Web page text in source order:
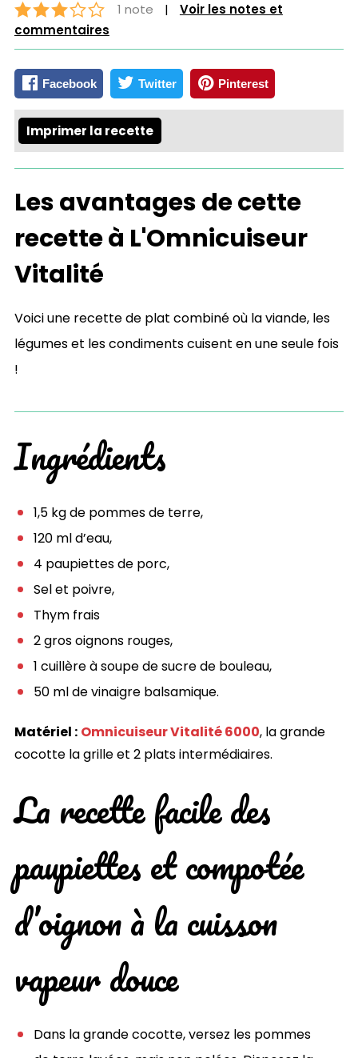
1 note |
Voir les notes et
commentaires
Facebook Twitter Pinterest
Imprimer la recette
Les avantages de cette
recette à L'Omnicuiseur
Vitalité
Voici une recette de plat combiné où la viande, les
légumes et les condiments cuisent en une seule fois
!
Ingrédients
1,5 kg de pommes de terre,
120 ml d’eau,
4 paupiettes de porc,
Sel et poivre,
Thym frais
2 gros oignons rouges,
1 cuillère à soupe de sucre de bouleau,
50 ml de vinaigre balsamique.
Matériel : Omnicuiseur Vitalité 6000, la grande
cocotte la grille et 2 plats intermédiaires.
La recette facile des
paupiettes et compotée
d’oignon à la cuisson
vapeur douce
Dans la grande cocotte, versez les pommes